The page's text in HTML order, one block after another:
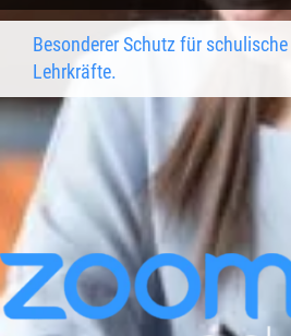
Besonderer Schutz für
Lehrkräfte.